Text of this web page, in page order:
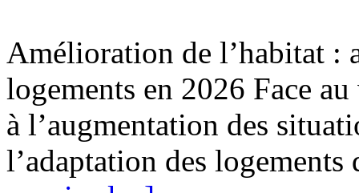
Amélioration de l’habitat :
logements en 2026 Face
à l’augmentation des
l’adaptation des